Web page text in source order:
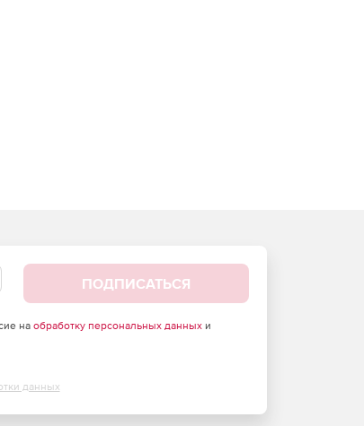
ПОДПИСАТЬСЯ
на обработку персональных данныхи
данных